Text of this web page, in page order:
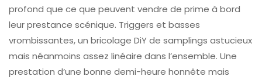
profond que ce que peuvent vendre de prime à bord
leur prestance scénique. Triggers et basses
vrombissantes, un bricolage DiY de samplings astucieux
mais néanmoins assez linéaire dans l’ensemble. Une
prestation d’une bonne demi-heure honnête mais